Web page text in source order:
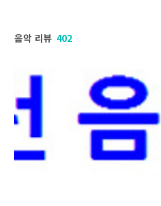
음악 리뷰 402